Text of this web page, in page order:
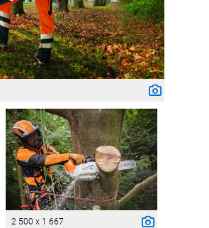
2 500 x 1 667